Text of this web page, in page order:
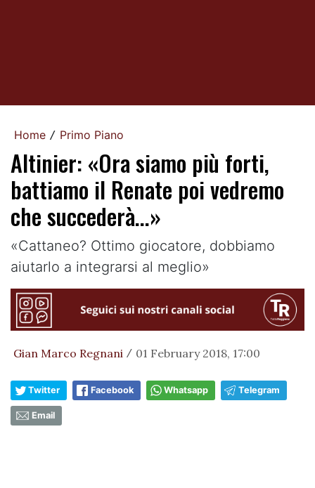
Home / Primo Piano
Altinier: «Ora siamo più forti,
battiamo il Renate poi vedremo
che succederà...»
«Cattaneo? Ottimo giocatore, dobbiamo
aiutarlo a integrarsi al meglio»
Gian Marco Regnani / 01 February 2018, 17:00
Twitter Facebook Whatsapp Telegram
Email